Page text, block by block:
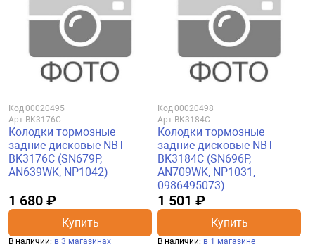
Код00020495
Арт. BK3176C
Колодки тормозные
задние дисковые NBT
BK3176C (SN679P,
AN639WK, NP1042)
1 680 ₽
Купить
В наличии: в 3 магазинах
Код00020498
Арт. BK3184C
Колодки тормозные
задние дисковые NBT
BK3184C (SN696P,
AN709WK, NP1031,
0986495073)
1 501 ₽
Купить
В наличии: в 1 магазине